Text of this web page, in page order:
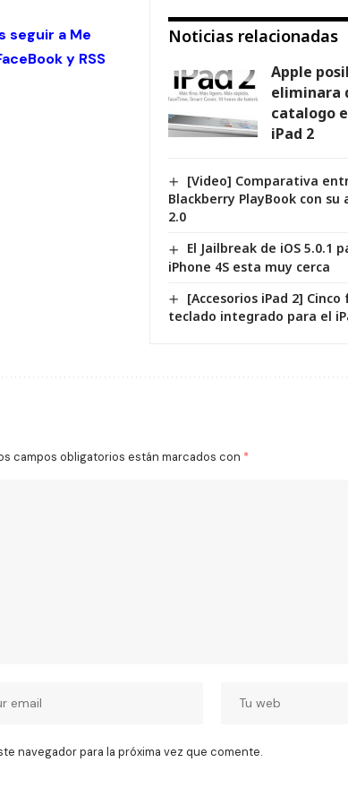
Noticias relacionadas
Apple
eliminara
catalogo
iPad 2
[Video] Comparativa
Blackberry PlayBook con su
2.0
El Jailbreak de iOS 5.0.1
iPhone 4S esta muy cerca
[Accesorios iPad 2] Cinco
teclado integrado para el
seguir a Me
y RSS
campos obligatorios están marcados con *
navegador para la próxima vez que comente.